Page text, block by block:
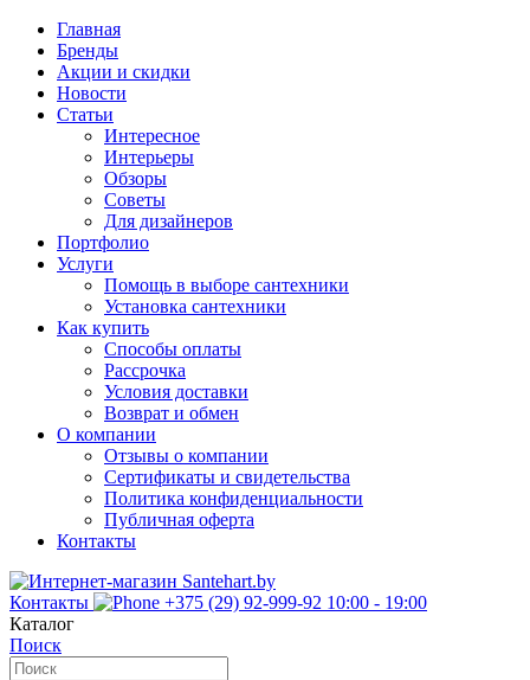
Главная
Бренды
Акции и скидки
Новости
Статьи
Интересное
Интерьеры
Обзоры
Советы
Для дизайнеров
Портфолио
Услуги
Помощь в выборе сантехники
Установка сантехники
Как купить
Способы оплаты
Рассрочка
Условия доставки
Возврат и обмен
О компании
Отзывы о компании
Сертификаты и свидетельства
Политика конфиденциальности
Публичная оферта
Контакты
Контакты +375 (29) 92-999-92 10:00 - 19:00
Каталог
Поиск